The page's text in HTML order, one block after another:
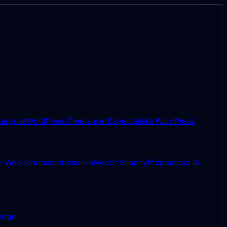
WordPress FreelancerEspecialista WordPress
WooCommerceDesenvolvedor ShopifyPreparação IA